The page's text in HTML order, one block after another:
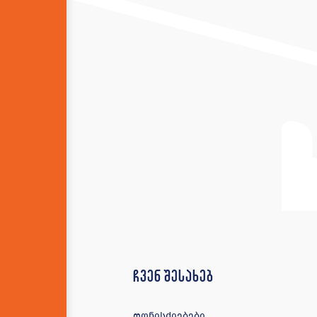
ჩვენ შესახებ